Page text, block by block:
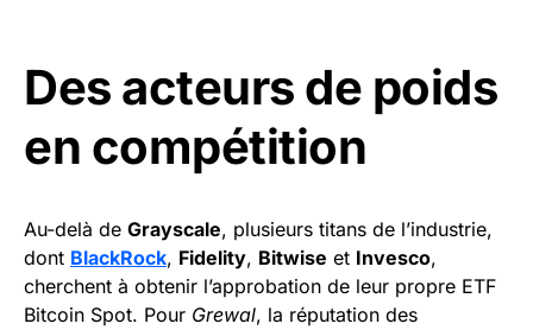
Des acteurs de poids
en compétition
Au-delà de Grayscale, plusieurs titans de l’industrie,
dont BlackRock, Fidelity, Bitwise et Invesco,
cherchent à obtenir l’approbation de leur propre ETF
Bitcoin Spot. Pour Grewal, la réputation des